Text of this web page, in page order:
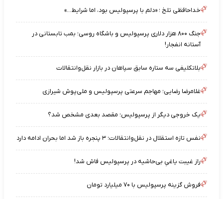
خداحافظی تلخ ؛ «دلم با پرسپولیس بود، اما شرایط…»
جنگ ۸۰۰ هزار دلاری پرسپولیس و باشگاه روسی؛ بمب تابستانی در
آستانه انفجار!
بلاتکلیفی سه ستاره سابق سپاهان در بازار نقل‌وانتقالات
غلامرضا رضایی؛ مهاجم سرعتی پرسپولیس و ملی‌پوش شیرازی
یک خروجی دیگر از پرسپولیس؛ مقصد بعدی مشخص شد؟
نفس تازه استقلال در نقل‌وانتقالات؛ ۳ پنجره باز شد اما بحران ادامه دارد
راز غیبت یاغیِ بی‌حاشیه در پرسپولیس فاش شد!
فروش گزینه پرسپولیس با ۷۰ میلیارد تومان